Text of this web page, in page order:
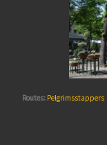
Routes: Pelgrimsstappers